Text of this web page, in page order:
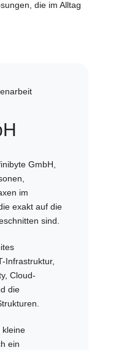
die im Alltag
GmbH,
im
exakt auf die
sind.
Infrastruktur,
Cloud-
die
kleine
ein